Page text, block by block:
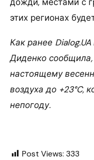
дожди, местами с
этих регионах
Как ранее
Диденко
настоящему
воздуха до +23°C,
непогоду.
Post Views: 333